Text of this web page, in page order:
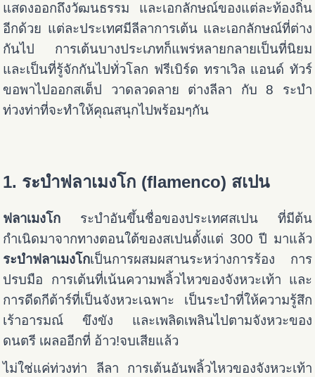
แสดงออกถึงวัฒนธรรม และเอกลักษณ์ของแต่ละท้องถิ่น
อีกด้วย แต่ละประเทศมีลีลาการเต้น และเอกลักษณ์ที่ต่าง
กันไป การเต้นบางประเภทก็แพร่หลายกลายเป็นที่นิยม
และเป็นที่รู้จักกันไปทั่วโลก ฟรีเบิร์ด ทราเวิล แอนด์ ทัวร์
ขอพาไปออกสเต็ป วาดลวดลาย ต่างลีลา กับ 8 ระบำ
ท่วงท่าที่จะทำให้คุณสนุกไปพร้อมๆกัน
1. ระบำฟลาเมงโก (flamenco) สเปน
ฟลาเมงโก ระบำอันขึ้นชื่อของประเทศสเปน ที่มีต้น
กำเนิดมาจากทางตอนใต้ของสเปนตั้งแต่ 300 ปี มาแล้ว
ระบำฟลาเมงโกเป็นการผสมผสานระหว่างการร้อง การ
ปรบมือ การเต้นที่เน้นความพลิ้วไหวของจังหวะเท้า และ
การดีดกีต้าร์ที่เป็นจังหวะเฉพาะ เป็นระบำที่ให้ความรู้สึก
เร้าอารมณ์ ขึงขัง และเพลิดเพลินไปตามจังหวะของ
ดนตรี เผลออีกที่ อ้าว!จบเสียแล้ว
ไม่ใช่แค่ท่วงท่า ลีลา การเต้นอันพลิ้วไหวของจังหวะเท้า